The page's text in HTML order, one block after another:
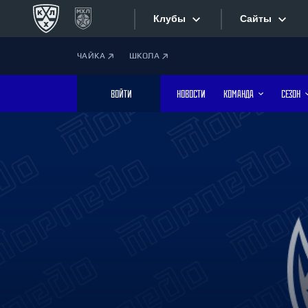
Клубы
Дивизион Боброва
Лада
Сайты
Фотобанк
ЧАЙКА ШКОЛА
ВОЙТИ НОВОСТИ КОМАНДА СЕЗОН